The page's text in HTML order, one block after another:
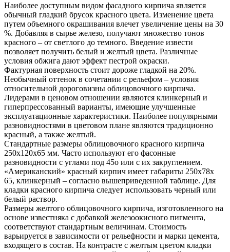
Наиболее доступным видом фасадного кирпича является
обычный гладкий брусок красного цвета. Изменение цвета
путем объемного окрашивания влечет увеличение цены на 30
%. Добавляя в сырье железо, получают множество тонов
красного – от светлого до темного. Введение извести
позволяет получить белый и желтый цвета. Различные
условия обжига дают эффект пестрой окраски.
Фактурная поверхность стоит дороже гладкой на 20%.
Необычный оттенок в сочетании с рельефом – условия
относительной дороговизны облицовочного кирпича.
Лидерами в ценовом отношении являются клинкерный и
гиперпрессованный варианты, имеющие улучшенные
эксплуатационные характеристики. Наиболее популярными
разновидностями в цветовом плане являются традиционно
красный, а также желтый.
Стандартные размеры облицовочного красного кирпича
250х120х65 мм. Часто используют его фасонные
разновидности с углами под 45о или с их закруглением.
«Американский» красный кирпич имеет габариты 250х78х
65, клинкерный – согласно вышеприведенной таблице. Для
кладки красного кирпича следует использовать черный или
белый раствор.
Размеры желтого облицовочного кирпича, изготовленного на
основе известняка с добавкой железоокисного пигмента,
соответствуют стандартным величинам. Стоимость
варьируется в зависимости от рельефности и марки цемента,
входящего в состав. На контрасте с желтым цветом кладки